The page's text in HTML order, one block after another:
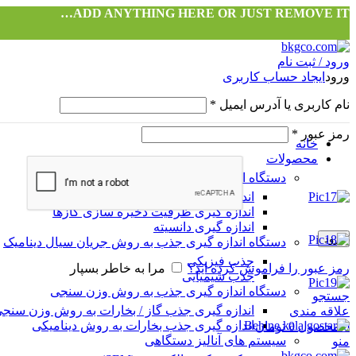
ADD ANYTHING HERE OR JUST REMOVE IT…
ورود / ثبت نام
ورود ایجاد حساب کاربری
نام کاربری یا آدرس ایمیل *
رمز عبور *
ورود
رمز عبور را فراموش کرده اید؟ مرا به خاطر بسپار
جستجو
علاقه مندی
0 محصول 0 تومان
منو
خانه
محصولات
دستگاه اندازه گیری جذب به روش حجم سنجی
اندازه گیری مساحت سطح و توزیع حفرات
اندازه گیری ظرفیت ذخیره سازی گازها
اندازه گیری دانسیته
دستگاه اندازه گیری جذب به روش جریان سیال دینامیک
جذب فیزیکی
جذب شیمیایی
دستگاه اندازه گیری جذب به روش وزن سنجی
اندازه گیری جذب گاز / بخارات به روش وزن
اندازه گیری جذب بخارات به روش دینامیکی
سیستم های آنالیز دستگاهی